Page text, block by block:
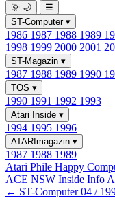
🌞 🌙
☰
ST-Computer ▾
1986 1987 1988 1989
1998 1999 2000 2001
ST-Magazin ▾
1987 1988 1989 1990
TOS ▾
1990 1991 1992 1993
Atari Inside ▾
1994 1995 1996
ATARImagazin ▾
1987 1988 1989
Atari Phile Happy
ACE NSW Inside Info
← ST-Computer 04 /